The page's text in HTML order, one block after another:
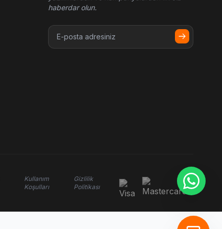
haberdar olun.
Kullanım
Koşulları
Gizlilik
Politikası